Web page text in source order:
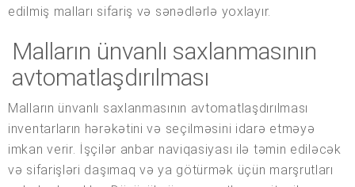
edilmiş malları sifariş və sənədlərlə yoxlayır.
Malların ünvanlı saxlanmasının
avtomatlaşdırılması
Malların ünvanlı saxlanmasının avtomatlaşdırılması
inventarların hərəkətini və seçilməsini idarə etməyə
imkan verir. İşçilər anbar naviqasiyası ilə təmin ediləcək
və sifarişləri daşımaq və ya götürmək üçün marşrutları